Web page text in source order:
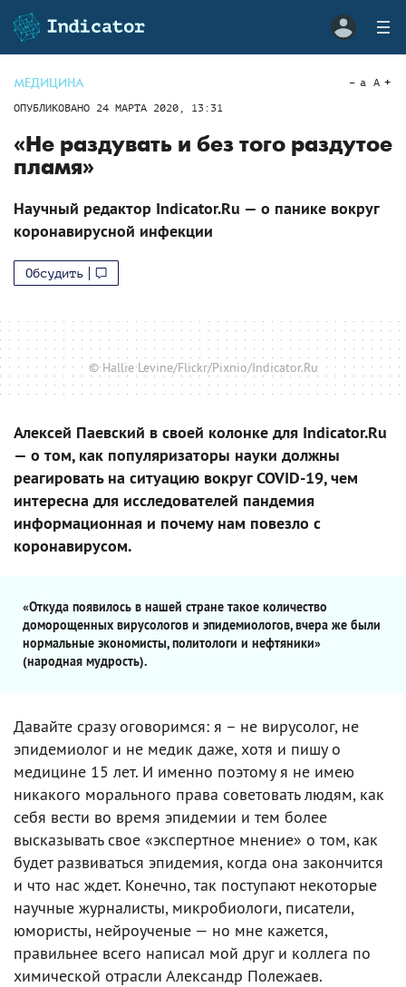
МЕДИЦИНА
ОПУБЛИКОВАНО 24 МАРТА 2020, 13:31
a A
«Не раздувать и без того раздутое
пламя»
Научный редактор Indicator.Ru — о панике вокруг
коронавирусной инфекции
Обсудить
© Hallie Levine/Flickr/Pixnio/Indicator.Ru
Алексей Паевский в своей колонке для Indicator.Ru
— о том, как популяризаторы науки должны
реагировать на ситуацию вокруг COVID-19, чем
интересна для исследователей пандемия
информационная и почему нам повезло с
коронавирусом.
«Откуда появилось в нашей стране такое количество
доморощенных вирусологов и эпидемиологов, вчера же были
нормальные экономисты, политологи и нефтяники»
(народная мудрость).
Давайте сразу оговоримся: я – не вирусолог, не
эпидемиолог и не медик даже, хотя и пишу о
медицине 15 лет. И именно поэтому я не имею
никакого морального права советовать людям, как
себя вести во время эпидемии и тем более
высказывать свое «экспертное мнение» о том, как
будет развиваться эпидемия, когда она закончится
и что нас ждет. Конечно, так поступают некоторые
научные журналисты, микробиологи, писатели,
юмористы, нейроученые — но мне кажется,
правильнее всего написал мой друг и коллега по
химической отрасли Александр Полежаев.